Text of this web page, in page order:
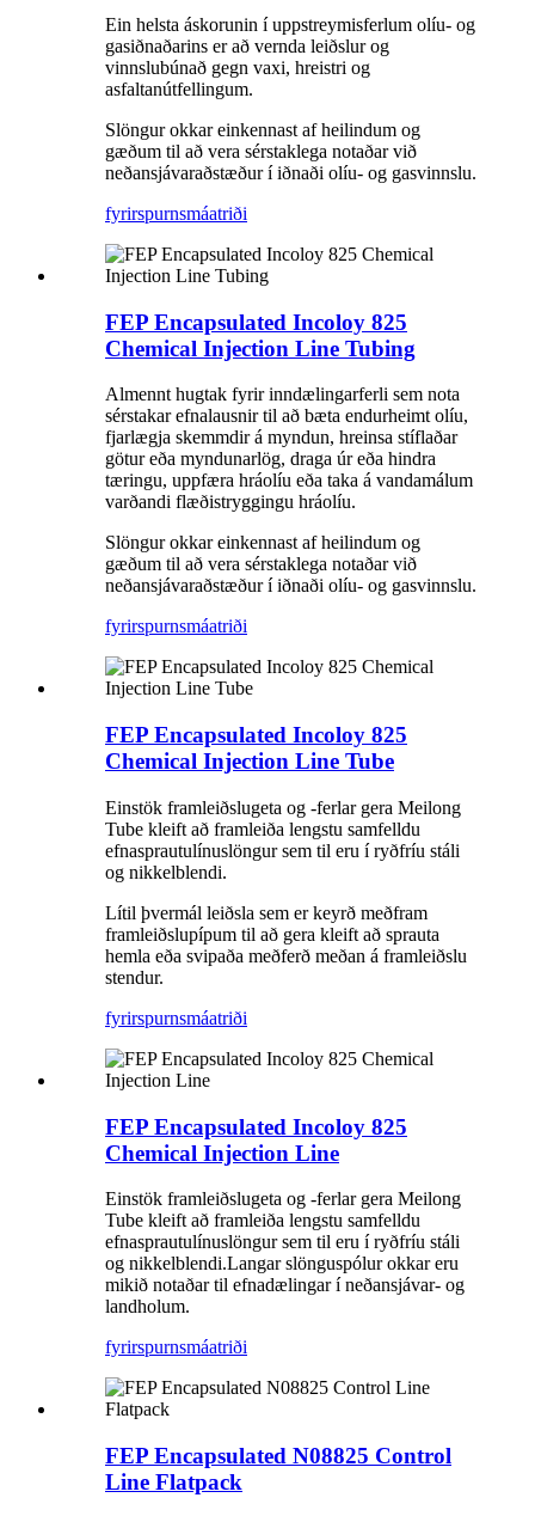
Ein helsta áskorunin í uppstreymisferlum olíu- og
gasiðnaðarins er að vernda leiðslur og
vinnslubúnað gegn vaxi, hreistri og
asfaltanútfellingum.
Slöngur okkar einkennast af heilindum og
gæðum til að vera sérstaklega notaðar við
neðansjávaraðstæður í iðnaði olíu- og gasvinnslu.
fyrirspurnsmáatriði
FEP Encapsulated Incoloy 825
Chemical Injection Line Tubing
Almennt hugtak fyrir inndælingarferli sem nota
sérstakar efnalausnir til að bæta endurheimt olíu,
fjarlægja skemmdir á myndun, hreinsa stíflaðar
götur eða myndunarlög, draga úr eða hindra
tæringu, uppfæra hráolíu eða taka á vandamálum
varðandi flæðistryggingu hráolíu.
Slöngur okkar einkennast af heilindum og
gæðum til að vera sérstaklega notaðar við
neðansjávaraðstæður í iðnaði olíu- og gasvinnslu.
fyrirspurnsmáatriði
FEP Encapsulated Incoloy 825
Chemical Injection Line Tube
Einstök framleiðslugeta og -ferlar gera Meilong
Tube kleift að framleiða lengstu samfelldu
efnasprautulínuslöngur sem til eru í ryðfríu stáli
og nikkelblendi.
Lítil þvermál leiðsla sem er keyrð meðfram
framleiðslupípum til að gera kleift að sprauta
hemla eða svipaða meðferð meðan á framleiðslu
stendur.
fyrirspurnsmáatriði
FEP Encapsulated Incoloy 825
Chemical Injection Line
Einstök framleiðslugeta og -ferlar gera Meilong
Tube kleift að framleiða lengstu samfelldu
efnasprautulínuslöngur sem til eru í ryðfríu stáli
og nikkelblendi.Langar slönguspólur okkar eru
mikið notaðar til efnadælingar í neðansjávar- og
landholum.
fyrirspurnsmáatriði
FEP Encapsulated N08825 Control
Line Flatpack